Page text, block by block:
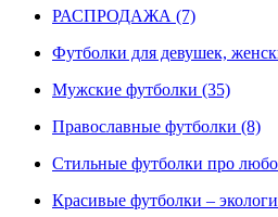
РАСПРОДАЖА (7)
Футболки для девушек,
Мужские футболки (35)
Православные футболки (8)
Стильные футболки про
Красивые футболки –